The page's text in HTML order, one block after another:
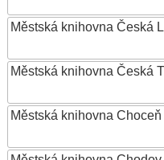
Městská knihovna Česká
Městská knihovna Česká
Městská knihovna Choceň